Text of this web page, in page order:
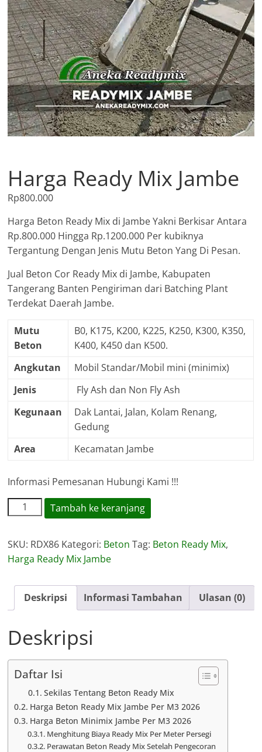
Harga Ready Mix Jambe
Rp800.000
Harga Beton Ready Mix di Jambe Yakni Berkisar Antara
Rp.800.000 Hingga Rp.1200.000 Per kubiknya
Tergantung Dengan Jenis Mutu Beton Yang Di Pesan.
Jual Beton Cor Ready Mix di Jambe, Kabupaten
Tangerang Banten Pengiriman dari Batching Plant
Terdekat Daerah Jambe.
Mutu
Beton
B0, K175, K200, K225, K250, K300, K350,
K400, K450 dan K500.
Angkutan
Mobil Standar/Mobil mini (minimix)
Jenis
Fly Ash dan Non Fly Ash
Kegunaan
Dak Lantai, Jalan, Kolam Renang,
Gedung
Area
Kecamatan Jambe
Informasi Pemesanan Hubungi Kami !!!
Kuantitas
Harga
Mix
Jambe
Tambah ke keranjang
SKU: RDX86 Kategori: Beton Tag: Beton Ready Mix,
Harga Ready Mix Jambe
Deskripsi Informasi Tambahan Ulasan (0)
Deskripsi
Daftar Isi
Sekilas Tentang Beton Ready Mix
Harga Beton Ready Mix Jambe Per M3 2026
Harga Beton Minimix Jambe Per M3 2026
Menghitung Biaya Ready Mix Per Meter Persegi
Perawatan Beton Ready Mix Setelah Pengecoran